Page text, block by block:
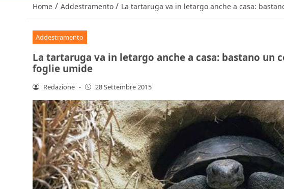
Home / Addestramento / La tartaruga va in letargo anche a casa:
Addestramento
La tartaruga va in letargo anche a casa: bastano un
foglie umide
Redazione - 28 Settembre 2015